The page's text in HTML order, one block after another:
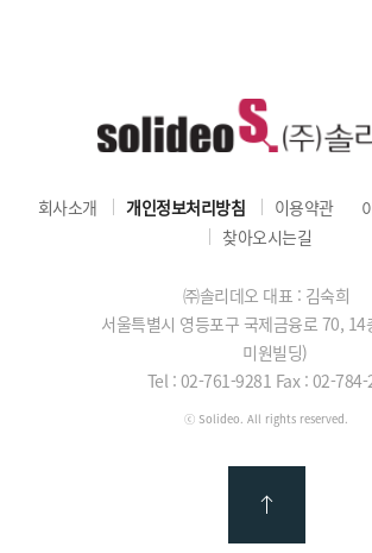
회사소개 개인정보처리방침 이용약관
찾아오시는길
㈜솔리데오 대표 : 김숙희
서울특별시 영등포구 국제금융로 70, 14
미원빌딩)
Tel : 02-761-9281 Fax : 02-
ⓒ Solideo. All rights reserved.